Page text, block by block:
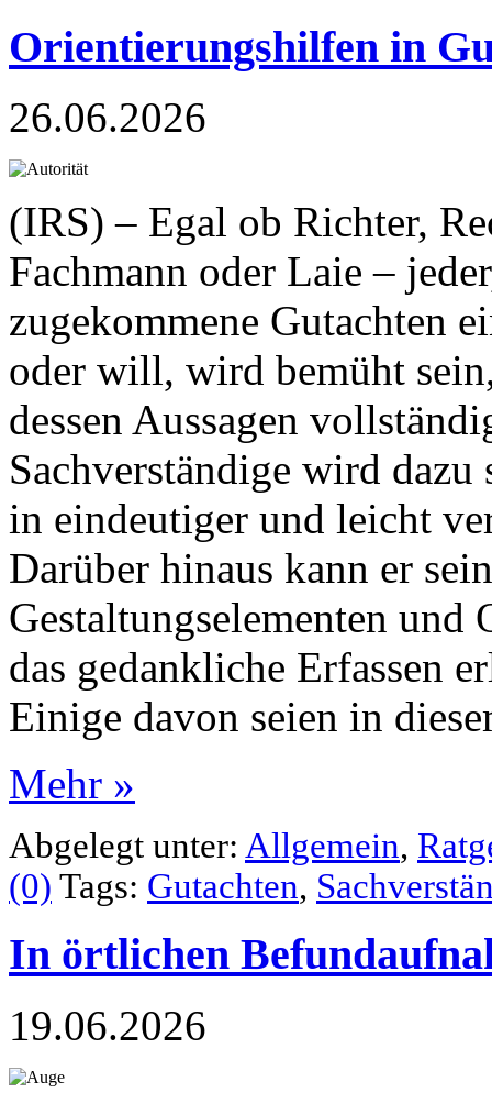
Orientierungshilfen in
26.06.2026
(IRS) – Egal ob Richter,
Fachmann oder Laie –
zugekommene Gutachten
oder will, wird bemüht
dessen Aussagen
Sachverständige wird
in eindeutiger und leicht
Darüber hinaus kann er
Gestaltungselementen
das gedankliche Erfassen
Einige davon seien in
Mehr »
Abgelegt unter: Allgemein,
(0) Tags: Gutachten,
In örtlichen
19.06.2026